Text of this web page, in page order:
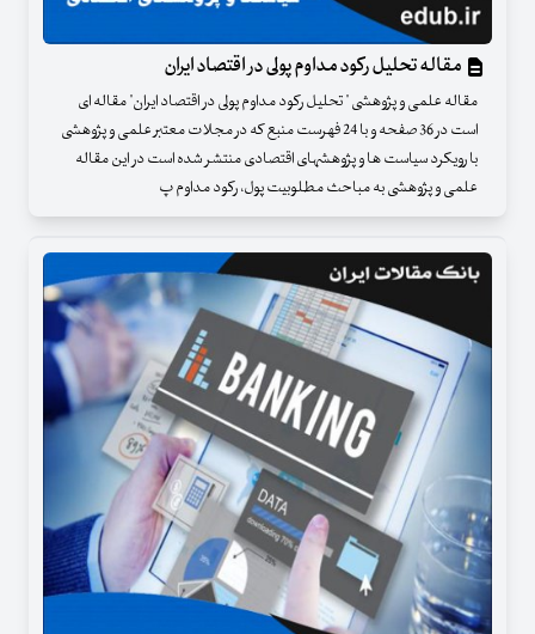
مقاله تحلیل رکود مداوم پولی در اقتصاد ایران
مقاله علمی و پژوهشی " تحلیل رکود مداوم پولی در اقتصاد ایران" مقاله ای
است در 36 صفحه و با 24 فهرست منبع که در مجلات معتبر علمی و پژوهشی
با رویکرد سیاست ها و پژوهشهای اقتصادی منتشر شده است در این مقاله
علمی و پژوهشی به مباحث مطلوبیت پول، رکود مداوم پ